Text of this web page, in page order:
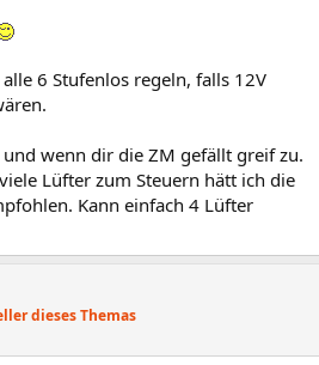
6 Stufenlos regeln, falls 12V
wenn dir die ZM gefällt greif zu.
Lüfter zum Steuern hätt ich die
Kann einfach 4 Lüfter
dieses Themas